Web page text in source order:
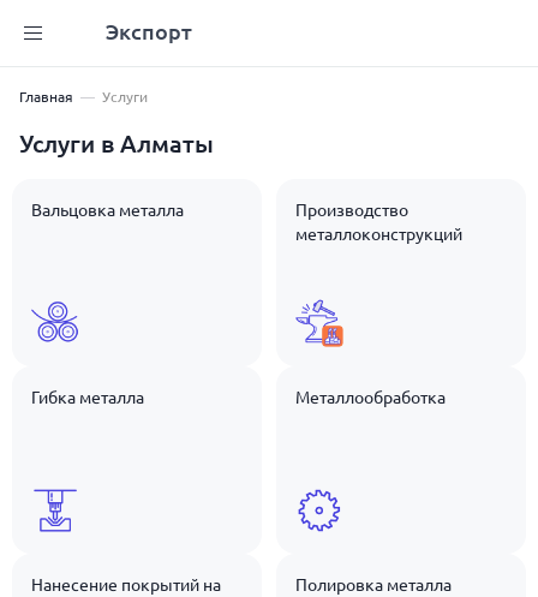
Экспорт
Главная Услуги
Услуги в Алматы
Вальцовка металла
Производство
металлоконструкций
Гибка металла Металлообработка
Нанесение покрытий на
Полировка металла